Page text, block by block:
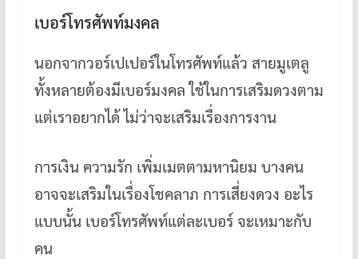
เบอร์โทรศัพท์มงคล
นอกจากวอร์เปเปอร์ในโทรศัพท์แล้ว สายมูเตลู
ทั้งหลายต้องมีเบอร์มงคล ใช้ในการเสริมดวงตาม
แต่เราอยากได้ ไม่ว่าจะเสริมเรื่องการงาน
การเงิน ความรัก เพิ่มเมตตามหานิยม บางคน
อาจจะเสริมในเรื่องโชคลาภ การเสี่ยงดวง อะไร
แบบนั้น เบอร์โทรศัพท์แต่ละเบอร์ จะเหมาะกับ
คน